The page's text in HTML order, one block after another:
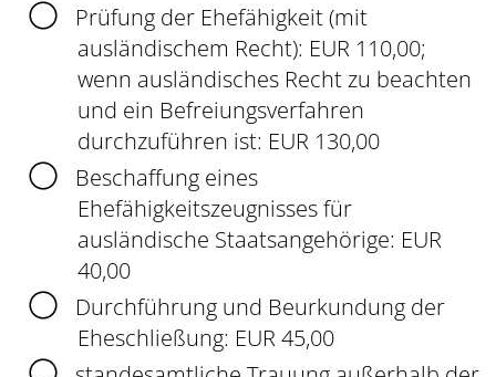
Prüfung der Ehefähigkeit (mit
ausländischem Recht): EUR 110,00;
wenn ausländisches Recht zu beachten
und ein Befreiungsverfahren
durchzuführen ist: EUR 130,00
Beschaffung eines
Ehefähigkeitszeugnisses für
ausländische Staatsangehörige: EUR
40,00
Durchführung und Beurkundung der
Eheschließung: EUR 45,00